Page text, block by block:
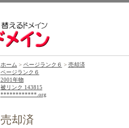
ホーム > ページランク６ > 売却済
ページランク６
2001年物
被リンク 143815
************.org
売却済